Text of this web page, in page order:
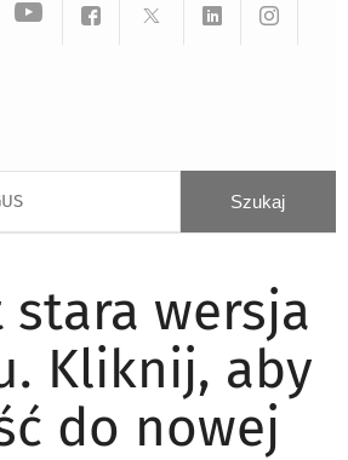
stara wersja
Kliknij, aby
do nowej